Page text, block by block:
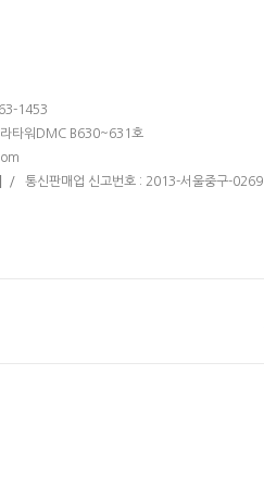
1453
라타워DMC B630~631호
/ 통신판매업 신고번호 : 2013-서울중구-0269